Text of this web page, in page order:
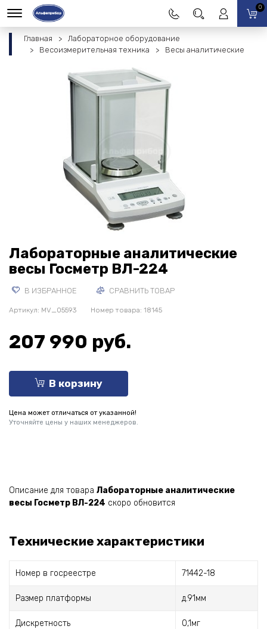
0
Главная
Лабораторное оборудование
Весоизмерительная техника
Весы аналитические
Лабораторные аналитические
весы Госметр ВЛ-224
В ИЗБРАННОЕ СРАВНИТЬ ТОВАР
Артикул: MV_05593 Номер товара: 18145
207 990 руб.
В корзину
Цена может отличаться от указанной!
Уточняйте цены у наших менеджеров.
Описание для товара Лабораторные аналитические
весы Госметр ВЛ-224 скоро обновится
Технические характеристики
Номер в госреестре 71442-18
Размер платформы д.91мм
Дискретность 0,1мг